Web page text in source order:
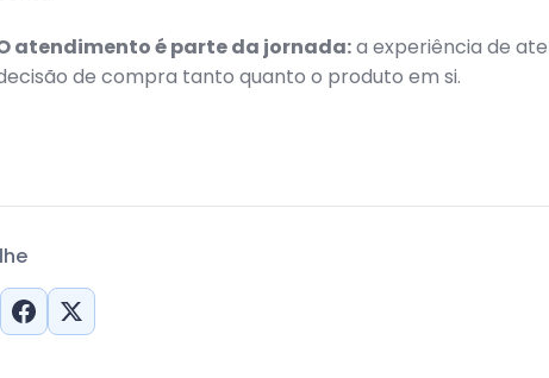
atendimento é parte da jornada:a experiência de
de compra tanto quanto o produto em si.